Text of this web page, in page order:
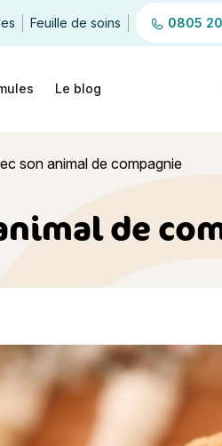
Feuille de soins 0805
Le blog
son animal de compagnie
de